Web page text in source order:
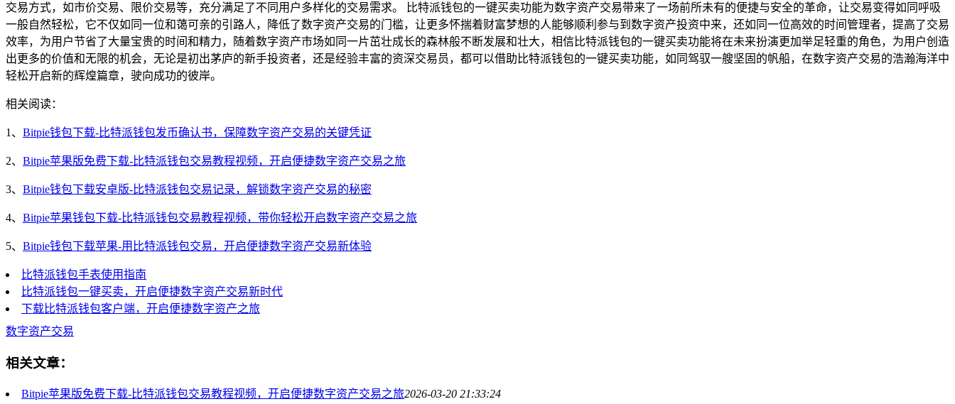
交易方式，如市价交易、限价交易等，充分满足了不同用户多样化的交易需求。 比特派钱包的一键买卖功能为数字资产交易带来了一场前所未有的便捷与安全的革命，让交易变得如同呼吸
一般自然轻松，它不仅如同一位和蔼可亲的引路人，降低了数字资产交易的门槛，让更多怀揣着财富梦想的人能够顺利参与到数字资产投资中来，还如同一位高效的时间管理者，提高了交易
效率，为用户节省了大量宝贵的时间和精力，随着数字资产市场如同一片茁壮成长的森林般不断发展和壮大，相信比特派钱包的一键买卖功能将在未来扮演更加举足轻重的角色，为用户创造
出更多的价值和无限的机会，无论是初出茅庐的新手投资者，还是经验丰富的资深交易员，都可以借助比特派钱包的一键买卖功能，如同驾驭一艘坚固的帆船，在数字资产交易的浩瀚海洋中
轻松开启新的辉煌篇章，驶向成功的彼岸。
相关阅读：
1、 Bitpie钱包下载-比特派钱包发币确认书，保障数字资产交易的关键凭证
2、 Bitpie苹果版免费下载-比特派钱包交易教程视频，开启便捷数字资产交易之旅
3、 Bitpie钱包下载安卓版-比特派钱包交易记录，解锁数字资产交易的秘密
4、 Bitpie苹果钱包下载-比特派钱包交易教程视频，带你轻松开启数字资产交易之旅
5、 Bitpie钱包下载苹果-用比特派钱包交易，开启便捷数字资产交易新体验
比特派钱包手表使用指南
比特派钱包一键买卖，开启便捷数字资产交易新时代
下载比特派钱包客户端，开启便捷数字资产之旅
数字资产交易
相关文章：
Bitpie苹果版免费下载-比特派钱包交易教程视频，开启便捷数字资产交易之旅2026-03-20 21:33:24